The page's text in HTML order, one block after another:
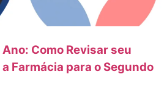
Como Revisar seu
Farmácia para o Segundo